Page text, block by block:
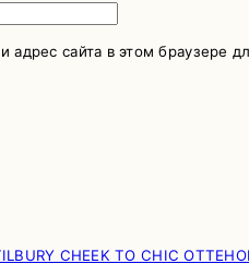
адрес сайта в этом браузере